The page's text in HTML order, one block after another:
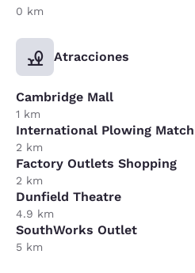
0 km
Atracciones
Cambridge Mall
1 km
International Plowing Match
2 km
Factory Outlets Shopping
2 km
Dunfield Theatre
4.9 km
SouthWorks Outlet
5 km